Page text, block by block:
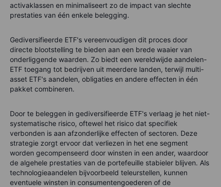
activaklassen en minimaliseert zo de impact van slechte
prestaties van één enkele belegging.
Gediversifieerde ETF's vereenvoudigen dit proces door
directe blootstelling te bieden aan een brede waaier van
onderliggende waarden. Zo biedt een wereldwijde aandelen-
ETF toegang tot bedrijven uit meerdere landen, terwijl multi-
asset ETF's aandelen, obligaties en andere effecten in één
pakket combineren.
Door te beleggen in gediversifieerde ETF's verlaag je het niet-
systematische risico, oftewel het risico dat specifiek
verbonden is aan afzonderlijke effecten of sectoren. Deze
strategie zorgt ervoor dat verliezen in het ene segment
worden gecompenseerd door winsten in een ander, waardoor
de algehele prestaties van de portefeuille stabieler blijven. Als
technologieaandelen bijvoorbeeld teleurstellen, kunnen
eventuele winsten in consumentengoederen of de